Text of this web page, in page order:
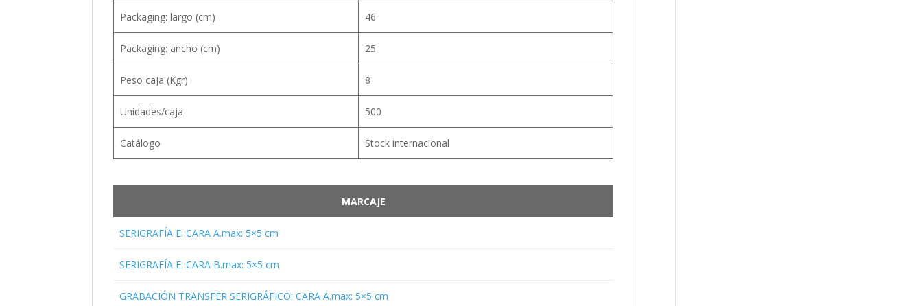
Packaging: largo (cm) 46
Packaging: ancho (cm) 25
Peso caja (Kgr) 8
Unidades/caja 500
Catálogo Stock internacional
MARCAJE
SERIGRAFÍA E: CARA A.max: 5×5 cm
SERIGRAFÍA E: CARA B.max: 5×5 cm
GRABACIÓN TRANSFER SERIGRÁFICO: CARA A.max: 5×5 cm